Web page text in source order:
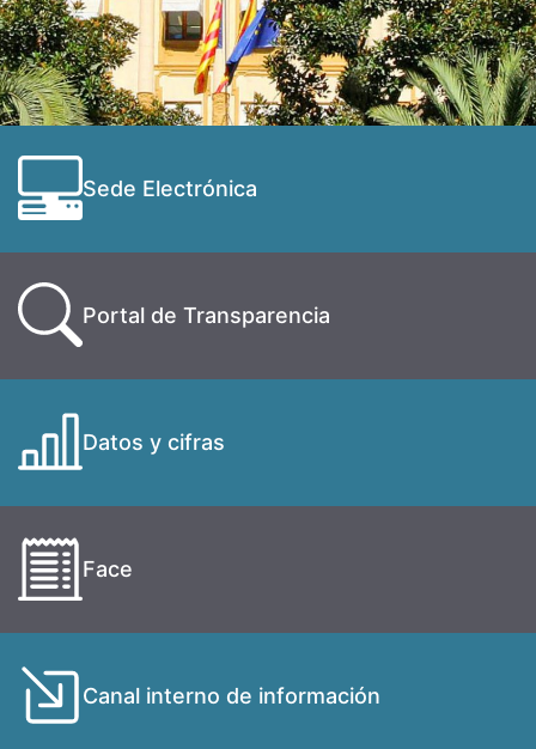
Sede Electrónica
Portal de Transparencia
Datos y cifras
Face
Canal interno de información